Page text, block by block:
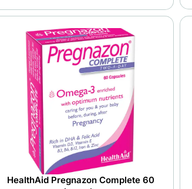
HealthAid Pregnazon Complete 60